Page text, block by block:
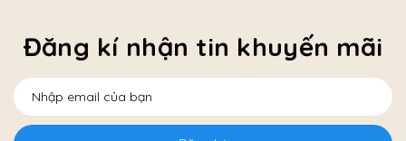
Đăng kí nhận tin khuyến mãi